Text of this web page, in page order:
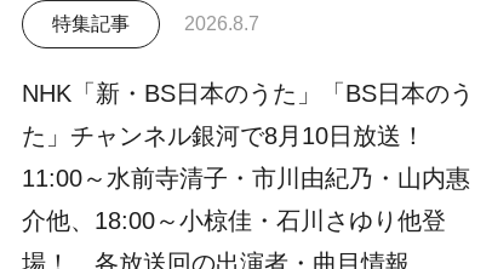
特集記事 2026.8.7
NHK「新・BS日本のうた」「BS日本のう
た」チャンネル銀河で8月10日放送！
11:00～水前寺清子・市川由紀乃・山内惠
介他、18:00～小椋佳・石川さゆり他登
場！ 各放送回の出演者・曲目情報